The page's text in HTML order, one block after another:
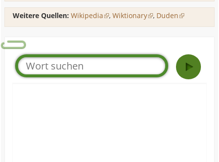
Weitere Quellen: Wikipedia ,Wiktionary , Duden